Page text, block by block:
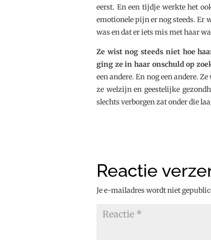
eerst. En een tijdje werkte het
emotionele pijn er nog steeds. Er
was en dat er iets mis met haar
Ze wist nog steeds niet hoe
ging ze in haar onschuld op
een andere. En nog een andere.
ze welzijn en geestelijke
slechts verborgen zat onder die
Reactie
Je e-mailadres wordt niet